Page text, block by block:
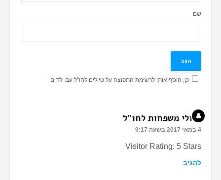
שם
כן, הוסף אותי לרשימת התפוצה על טיולים לחו"ל עם ילדים
טיולי משפחות לחו"ל
4 במאי 2017 בשעה 9:17
Visitor Rating: 5 Stars
להגיב